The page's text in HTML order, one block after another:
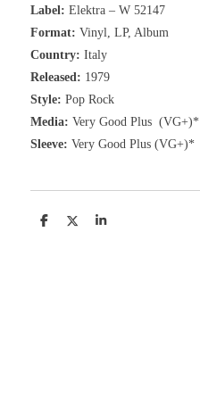
Label: Elektra ‎– W 52147
Format: Vinyl, LP, Album
Country: Italy
Released: 1979
Style: Pop Rock
Media: Very Good Plus (VG+)*
Sleeve: Very Good Plus (VG+)*
D
D
S